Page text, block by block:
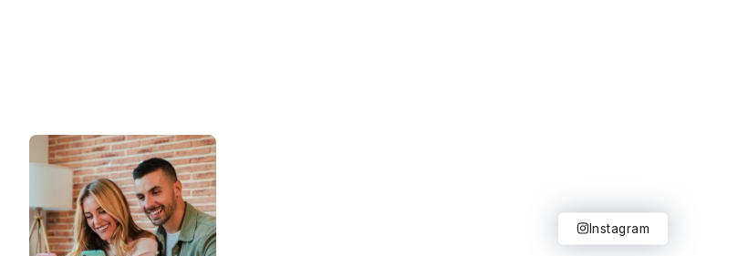
Instagram